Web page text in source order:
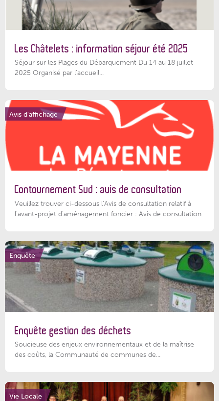
Les Châtelets : information séjour été 2025
Séjour sur les Plages du Débarquement Du 14 au 18 juillet
2025 Organisé par l’accueil...
Avis d'affichage
Contournement Sud : avis de consultation
Veuillez trouver ci-dessous l’Avis de consultation relatif à
l'avant-projet d'aménagement foncier : Avis de consultation
Enquête
Enquête gestion des déchets
Soucieuse des enjeux environnementaux et de la maîtrise
des coûts, la Communauté de communes de...
Vie Locale